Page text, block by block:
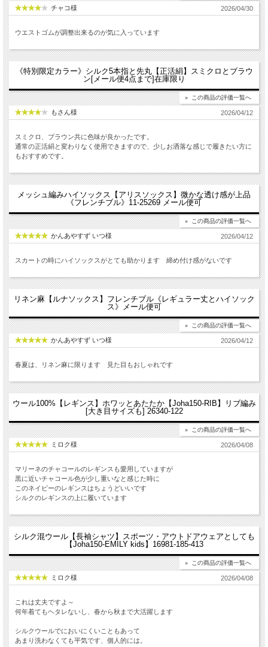
チャコ様 2026/04/30
ウエストゴムが調整出来るのが気に入っています
《特別限定カラー》シルク5本指と先丸【正活絹】スミクロとブラウ
ン[メール便4点まで]在庫限り
この商品の評価一覧へ
もさん様 2026/04/12
スミクロ、ブラウン共に色味が良かったです。
通常の正活絹と変わりなく使用できますので、少しお洒落な感じで履きたい方に
もおすすめです。
メッシュ編みハイソックス【アリスソックス】微かな透け感が上品
《フレンチブル》11-25269 メール便可
この商品の評価一覧へ
かんあやすず いつ様 2026/04/12
スカートの時にハイソックスがとても助かります 締め付け感がないです
リネン麻【ルナソックス】フレンチブル《レギュラー丈とハイソック
ス》メール便可
この商品の評価一覧へ
かんあやすず いつ様 2026/04/12
春夏は、リネン麻に限ります 見た目もおしゃれです
ウール100%【レギンス】ホワッとあたたか【Joha150-RIB】リブ編み
[大き目サイズも] 26340-122
この商品の評価一覧へ
ミロク様 2026/04/08
マリーネのチャコールのレギンスも愛用していますが
黒に近いチャコール色が少し重いなと感じた時に
このネイビーのレギンスはちょうどいいです
シルクのレギンスの上に履いています
シルク混ウール【長袖シャツ】スポーツ・アウトドアウェアとしても
【Joha150-EMILY kids】16981-185-413
この商品の評価一覧へ
ミロク様 2026/04/08
これは丈夫ですよ～
何年着てもヘタレないし、春から秋まで大活躍します
シルクウールでにおいにくいこともあって
あまり洗わなくても平気です、個人的には。